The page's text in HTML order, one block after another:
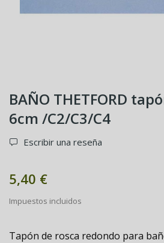
BAÑO THETFORD
6cm /C2/C3/C4
Escribir una reseña
5,40 €
Impuestos incluidos
Tapón de rosca redondo para